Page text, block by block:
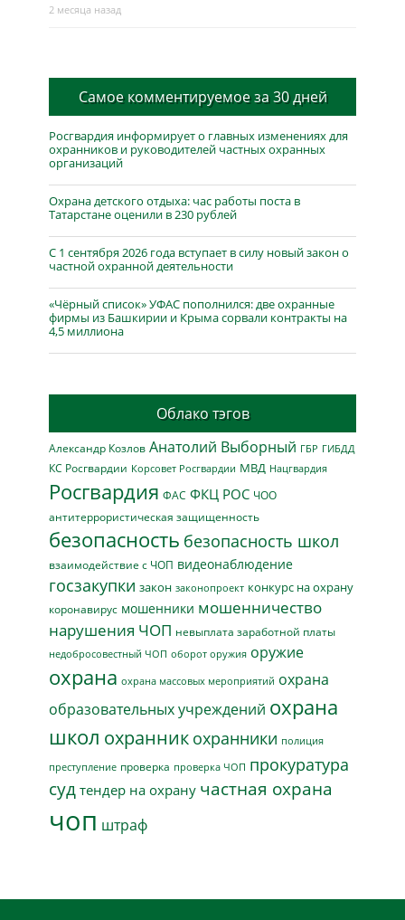
2 месяца назад
Самое комментируемое за 30 дней
Росгвардия информирует о главных изменениях для
охранников и руководителей частных охранных
организаций
Охрана детского отдыха: час работы поста в
Татарстане оценили в 230 рублей
С 1 сентября 2026 года вступает в силу новый закон о
частной охранной деятельности
«Чёрный список» УФАС пополнился: две охранные
фирмы из Башкирии и Крыма сорвали контракты на
4,5 миллиона
Облако тэгов
Александр Козлов Анатолий Выборный ГБР ГИБДД
КС Росгвардии Корсовет Росгвардии МВД Нацгвардия
Росгвардия ФАС ФКЦ РОС ЧОО
антитеррористическая защищенность
безопасность безопасность школ
взаимодействие с ЧОП видеонаблюдение
госзакупки закон законопроект конкурс на охрану
коронавирус мошенники мошенничество
нарушения ЧОП невыплата заработной платы
недобросовестный ЧОП оборот оружия оружие
охрана охрана массовых мероприятий охрана
образовательных учреждений охрана
школ охранник охранники полиция
преступление проверка проверка ЧОП прокуратура
суд тендер на охрану частная охрана
чоп штраф